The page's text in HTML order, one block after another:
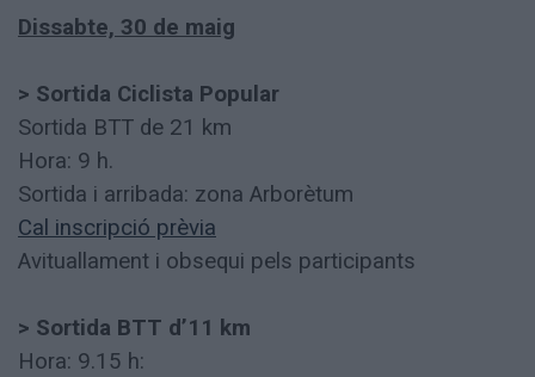
Dissabte, 30 de maig
> Sortida Ciclista Popular
Sortida BTT de 21 km
Hora: 9 h.
Sortida i arribada: zona Arborètum
Cal inscripció prèvia
Avituallament i obsequi pels participants
> Sortida BTT d’11 km
Hora: 9.15 h: